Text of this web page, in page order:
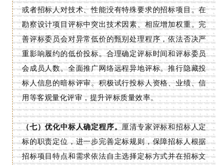
或者招标人对技术、性能没有特殊要求的招标项目。在
勘察设计项目评标中突出技术因素、相应增加权重。完
善评标委员会对异常低价的甄别处理程序，依法否决严
重影响履约的低价投标。合理确定评标时间和评标委员
会成员人数。全面推广网络远程异地评标。推行隐藏投
标人信息的暗标评审。积极试行投标人资格、业绩、信
用等客观量化评审，提升评标质量效率。
（七）优化中标人确定程序。厘清专家评标和招标人定
标的职责定位，进一步完善定标规则，保障招标人根据
招标项目特点和需求依法自主选择定标方式并在招标文